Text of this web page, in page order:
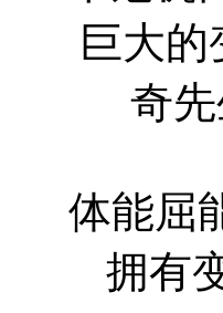
巨大
奇
体能屈
拥有